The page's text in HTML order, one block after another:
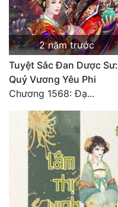
Xuyên Sách
Xuyên Thư
Điền Văn
Đô Thị
Đông Phương Huyền Huyễn
Đồng Nhân
Cẩu Đạo Trường Sinh
2 năm trước
Tuyệt Sắc Đan Dược Sư:
Quỷ Vương Yêu Phi
Chương 1568: Đạ...